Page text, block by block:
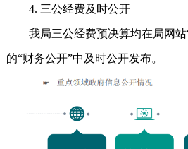
4. 三公经费及时公开
我局三公经费预决算均在局网站
的“财务公开”中及时公开发布。